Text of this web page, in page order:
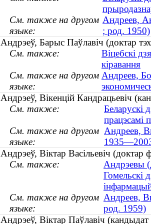
См. также на другом
языке:
Андреев,
; род. 1950)
Андрэеў, Барыс Паўлавіч (доктар
См. также:
Віцебскі
кіравання
См. также на другом
языке:
Андреев,
Андрэеў, Вікенцій Кандрацьевіч
См. также:
Беларускі
працэсамі
См. также на другом
языке:
Андреев,
Андрэеў, Віктар Васільевіч (доктар
См. также:
Андрэевы
Гомельскі
См. также на другом
языке:
Андреев,
род. 1959)
Андрэеў, Віктар Паўлавіч